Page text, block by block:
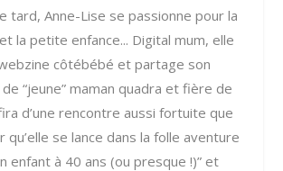
tard, Anne-Lise se passionne pour la
la petite enfance... Digital mum, elle
côtébébé et partage son
“jeune” maman quadra et fière de
d’une rencontre aussi fortuite que
qu’elle se lance dans la folle aventure
enfant à 40 ans (ou presque !)” et